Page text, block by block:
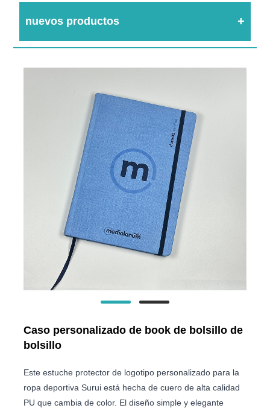
nuevos productos
Caso personalizado de book de bolsillo de
bolsillo
Este estuche protector de logotipo personalizado para la
ropa deportiva Surui está hecha de cuero de alta calidad
PU que cambia de color. El diseño simple y elegante